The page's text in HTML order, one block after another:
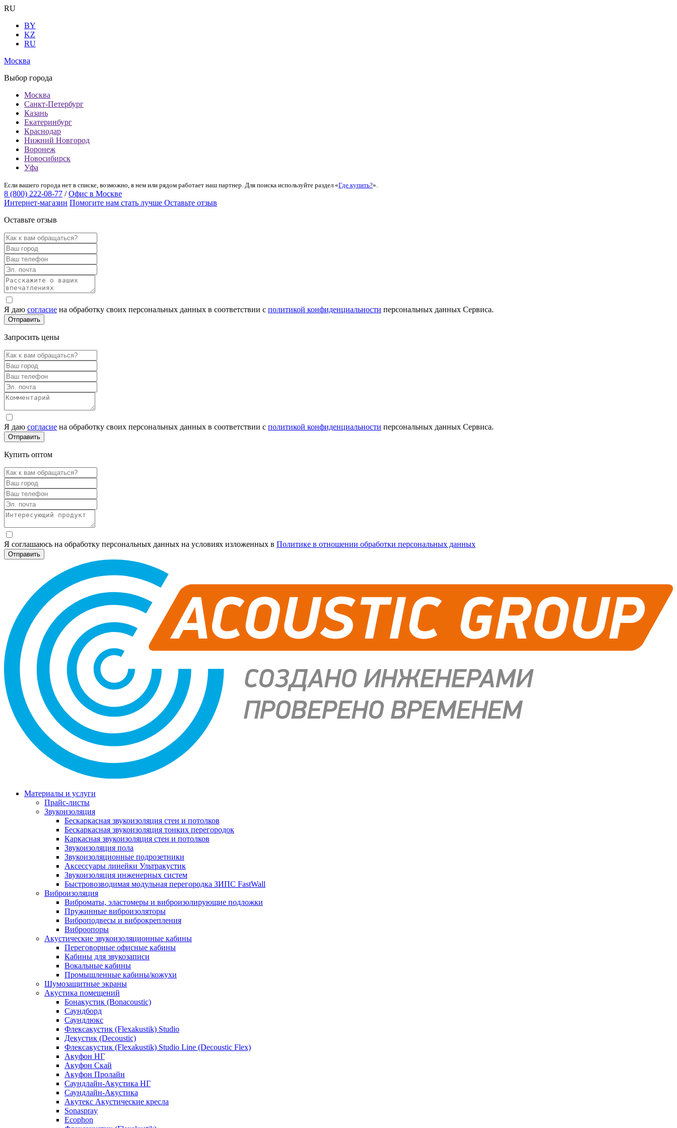
RU
BY
KZ
RU
Москва
Выбор города
Москва
Санкт-Петербург
Казань
Екатеринбург
Краснодар
Нижний Новгород
Воронеж
Новосибирск
Уфа
Если вашего города нет в списке, возможно, в нем или рядом работает наш партнер. Для поиска используйте раздел «Где купить?».
8 (800) 222-08-77 / Офис в Москве
Интернет-магазин Помогите нам стать лучше Оставьте отзыв
Оставьте отзыв
Я даю согласие на обработку своих персональных данных в соответствии с политикой конфиденциальности персональных данных Сервиса.
Запросить цены
Я даю согласие на обработку своих персональных данных в соответствии с политикой конфиденциальности персональных данных Сервиса.
Купить оптом
Я соглашаюсь на обработку персональных данных на условиях изложенных в Политике в отношении обработки персональных данных
Материалы и услуги
Прайс-листы
Звукоизоляция
Бескаркасная звукоизоляция стен и потолков
Бескаркасная звукоизоляция тонких перегородок
Каркасная звукоизоляция стен и потолков
Звукоизоляция пола
Звукоизоляционные подрозетники
Аксессуары линейки Ультракустик
Звукоизоляция инженерных систем
Быстровозводимая модульная перегородка ЗИПС FastWall
Виброизоляция
Виброматы, эластомеры и виброизолирующие подложки
Пружинные виброизоляторы
Виброподвесы и виброкрепления
Виброопоры
Акустические звукоизоляционные кабины
Переговорные офисные кабины
Кабины для звукозаписи
Вокальные кабины
Промышленные кабины/кожухи
Шумозащитные экраны
Акустика помещений
Бонакустик (Bonacoustic)
Саундборд
Саундлюкс
Флексакустик (Flexakustik) Studio
Декустик (Decoustic)
Флексакустик (Flexakustik) Studio Line (Decoustic Flex)
Акуфон НГ
Акуфон Скай
Акуфон Пролайн
Саундлайн-Акустика НГ
Саундлайн-Акустика
Акутекс Акустические кресла
Sonaspray
Ecophon